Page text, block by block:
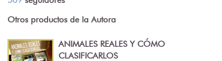
Otros productos de la Autora
ANIMALES REALES Y CÓMO
CLASIFICARLOS